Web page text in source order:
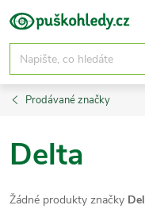
Přejít
na
obsah
Prodávané značky
Delta
Žádné produkty značky